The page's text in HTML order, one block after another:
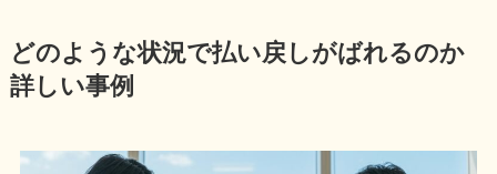
どのような状況で払い戻しがばれるのか
詳しい事例